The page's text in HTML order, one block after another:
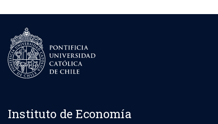
Instituto de Economía